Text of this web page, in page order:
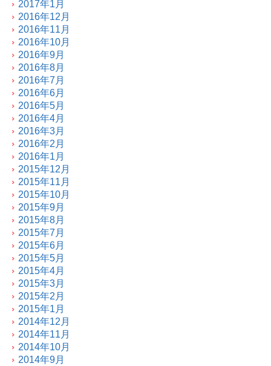
2017年1月
2016年12月
2016年11月
2016年10月
2016年9月
2016年8月
2016年7月
2016年6月
2016年5月
2016年4月
2016年3月
2016年2月
2016年1月
2015年12月
2015年11月
2015年10月
2015年9月
2015年8月
2015年7月
2015年6月
2015年5月
2015年4月
2015年3月
2015年2月
2015年1月
2014年12月
2014年11月
2014年10月
2014年9月